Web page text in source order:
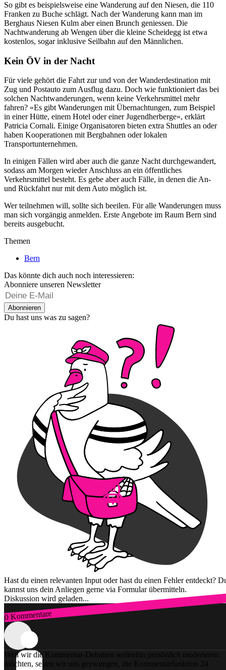
So gibt es beispielsweise eine Wanderung auf den Niesen, die 110
Franken zu Buche schlägt. Nach der Wanderung kann man im
Berghaus Niesen Kulm aber einen Brunch geniessen. Die
Nachtwanderung ab Wengen über die kleine Scheidegg ist etwa
kostenlos, sogar inklusive Seilbahn auf den Männlichen.
Kein ÖV in der Nacht
Für viele gehört die Fahrt zur und von der Wanderdestination mit
Zug und Postauto zum Ausflug dazu. Doch wie funktioniert das bei
solchen Nachtwanderungen, wenn keine Verkehrsmittel mehr
fahren? «Es gibt Wanderungen mit Übernachtungen, zum Beispiel
in einer Hütte, einem Hotel oder einer Jugendherberge», erklärt
Patricia Cornali. Einige Organisatoren bieten extra Shuttles an oder
haben Kooperationen mit Bergbahnen oder lokalen
Transportunternehmen.
In einigen Fällen wird aber auch die ganze Nacht durchgewandert,
sodass am Morgen wieder Anschluss an ein öffentliches
Verkehrsmittel besteht. Es gebe aber auch Fälle, in denen die An-
und Rückfahrt nur mit dem Auto möglich ist.
Wer teilnehmen will, sollte sich beeilen. Für alle Wanderungen muss
man sich vorgängig anmelden. Erste Angebote im Raum Bern sind
bereits ausgebucht.
Themen
Bern
Das könnte dich auch noch interessieren:
Abonniere unseren Newsletter
Abonnieren
Du hast uns was zu sagen?
Hast du einen relevanten Input oder hast du einen Fehler entdeckt?
kannst uns dein Anliegen gerne via Formular übermitteln.
Diskussion wird geladen...
0 Kommentare
Zum Login
Weil wir die Kommentar-Debatten weiterhin persönlich moderieren
möchten, sehen wir uns gezwungen, die Kommentarfunktion 24